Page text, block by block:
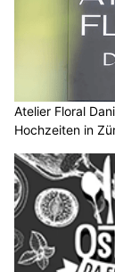
Atelier Floral
Hochzeiten in